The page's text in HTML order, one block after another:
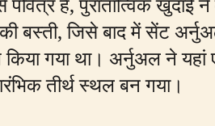
बस्ती, जिसे बाद में सेंट
किया गया था। अर्नुअल ने
तीर्थ स्थल बन गया।